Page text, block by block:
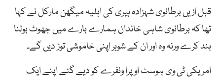
قبل ازیں برطانوی شہزادہ ہیری کی اہلیہ میگھن مارکل نے کہا
تھا کہ برطانوی شاہی خاندان ہمارے بارے میں جھوٹ بولنا
بند کرے ورنہ وہ اور ان کے شوہر اپنی خاموشی توڑ دیں گے۔
امریکی ٹی وی ہوسٹ اوپرا ونفرے کو دیے گئے اپنے ایک